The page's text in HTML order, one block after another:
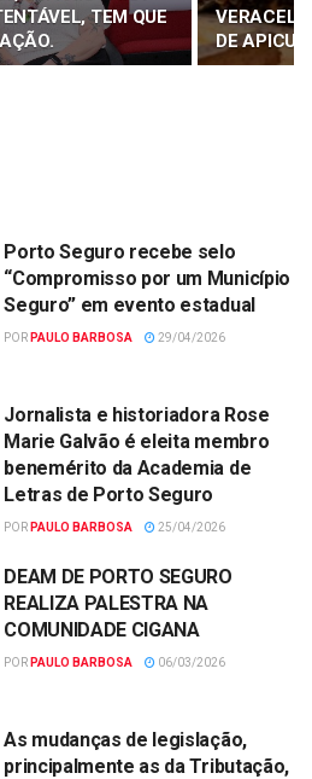
TEM QUE
VERACEL
DE
Porto Seguro recebe selo
“Compromisso por um Município
Seguro” em evento estadual
POR PAULO BARBOSA 29/04/2026
Jornalista e historiadora Rose
Marie Galvão é eleita membro
benemérito da Academia de
Letras de Porto Seguro
POR PAULO BARBOSA 25/04/2026
DEAM DE PORTO SEGURO
REALIZA PALESTRA NA
COMUNIDADE CIGANA
POR PAULO BARBOSA 06/03/2026
As mudanças de legislação,
principalmente as da Tributação,